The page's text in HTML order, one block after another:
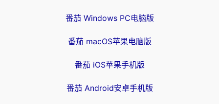
番茄 Windows PC电脑版
番茄 macOS苹果电脑版
番茄 iOS苹果手机版
番茄 Android安卓手机版